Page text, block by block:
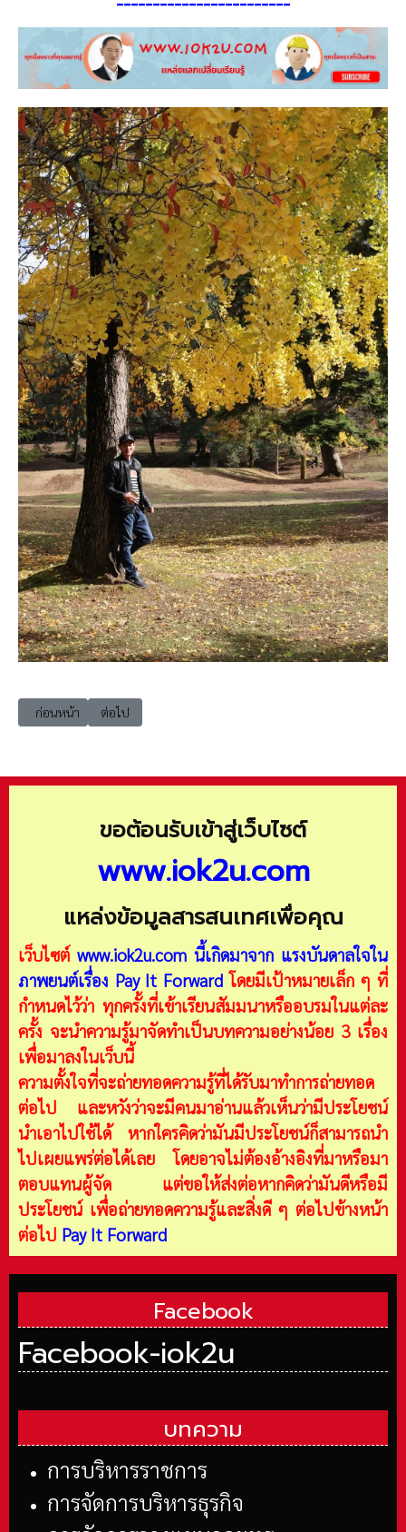
เนื้อหาก่อนหน้า: 202502-gst02 Voice of the Earth (Official Anthem)
ก่อนหน้า เนื้อหาถัดไป: 202502-gst04 เดือนจางกลางดอย
ต่อไป
ขอต้อนรับเข้าสู่เว็บไซต์
www.iok2u.com
แหล่งข้อมูลสารสนเทศเพื่อคุณ
เว็บไซต์ www.iok2u.com นี้เกิดมาจาก แรงบันดาลใจใน
ภาพยนต์เรื่อง Pay It Forward โดยมีเป้าหมายเล็ก ๆ ที่
กำหนดไว้ว่า ทุกครั้งที่เข้าเรียนสัมมนาหรืออบรมในแต่ละ
ครั้ง จะนำความรู้มาจัดทำเป็นบทความอย่างน้อย 3 เรื่อง
เพื่อมาลงในเว็บนี้
ความตั้งใจที่จะถ่ายทอดความรู้ที่ได้รับมาทำการถ่ายทอด
ต่อไป และหวังว่าจะมีคนมาอ่านแล้วเห็นว่ามีประโยชน์
นำเอาไปใช้ได้ หากใครคิดว่ามันมีประโยชน์ก็สามารถนำ
ไปเผยแพร่ต่อได้เลย โดยอาจไม่ต้องอ้างอิงที่มาหรือมา
ตอบแทนผู้จัด แต่ขอให้ส่งต่อหากคิดว่ามันดีหรือมี
ประโยชน์ เพื่อถ่ายทอดความรู้และสิ่งดี ๆ ต่อไปข้างหน้า
ต่อไป Pay It Forward
Facebook
Facebook-iok2u
บทความ
การบริหารราชการ
การจัดการบริหารธุรกิจ